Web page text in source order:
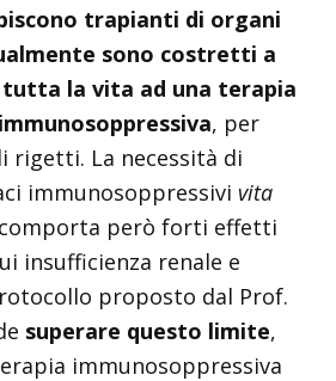
trapianti di organi
sono costretti a
la vita ad una terapia
, per
rigetti. La necessità di
immunosoppressivi vita
però forti effetti
insufficienza renale e
proposto dal Prof.
superare questo limite,
immunosoppressiva